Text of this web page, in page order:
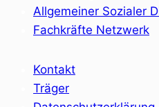
Allgemeiner Sozialer
Fachkräfte Netzwerk
Kontakt
Träger